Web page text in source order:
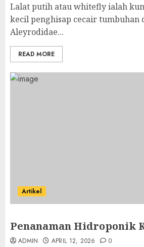
Lalat putih atau whitefly ialah
kecil penghisap cecair
Aleyrodidae...
READ MORE
Artikel
Penanaman Hidroponik
ADMIN APRIL 12, 2026 0